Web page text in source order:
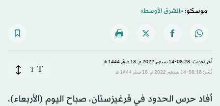
موسكو:«الشرق الأوسط»
آخر تحديث: 08:28-14 سبتمبر 2022 م ـ 18 صفَر 1444 هـ
نُشر: 08:18-14 سبتمبر 2022 م ـ 18 صفَر 1444 هـ
T
T
أفاد حرس الحدود في قرغيزستان، صباح اليوم (الأربعاء)،